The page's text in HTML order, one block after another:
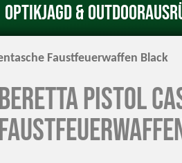
OptikJagd & Outdoor
Faustfeuerwaffen Black
BERETTA Pistol